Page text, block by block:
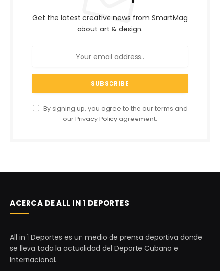
Get the latest creative news from SmartMag
about art & design.
By signing up, you agree to the our terms and
ourPrivacy Policy agreement.
ACERCA DE ALL IN 1 DEPORTES
All in 1 Deportes es un medio de prensa deportiva donde
se lleva toda la actualidad del Deporte Cubano e
Internacional.